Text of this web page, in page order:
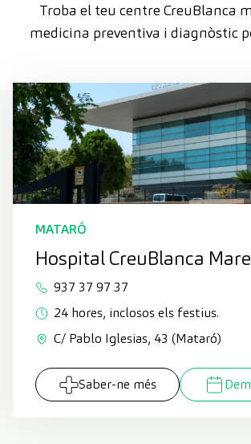
Troba el teu centre CreuBlanca
medicina preventiva i diagnòstic
MATARÓ
Hospital CreuBlanca
937 37 97 37
24 hores, inclosos els festius.
C/ Pablo Iglesias, 43 (Mataró)
Saber-ne més